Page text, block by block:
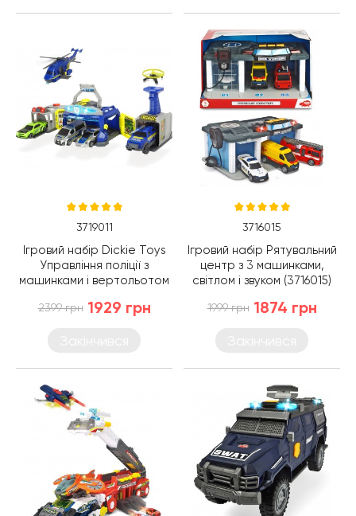
3719011
Ігровий набір Dickie Toys
Управління поліції з
машинками і вертольотом
2399 грн 1929 грн
3716015
Ігровий набір Рятувальний
центр з 3 машинками,
світлом і звуком (3716015)
1999 грн 1874 грн